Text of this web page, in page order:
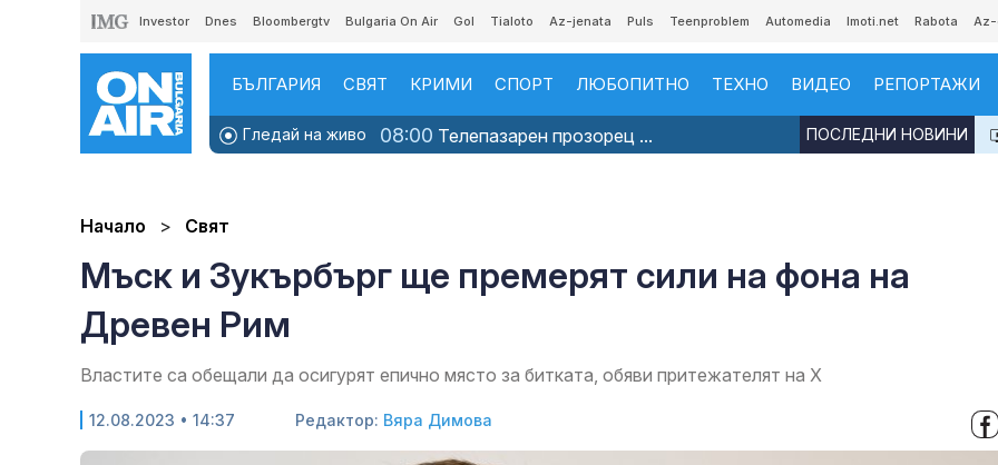
Investor Dnes Bloombergtv Bulgaria On Air Gol Tialoto Az-jenata Puls Teenproblem Automedia Imoti.net Rabota
БЪЛГАРИЯ СВЯТ КРИМИ СПОРТ ЛЮБОПИТНО ТЕХНО ВИДЕО РЕПОРТАЖИ
Гледай на живо 08:00 Телепазарен прозорец ... ПОСЛЕДНИ НОВИНИ
Начало Свят
Мъск и Зукърбърг ще премерят сили на фона на
Древен Рим
Властите са обещали да осигурят епично място за битката, обяви притежателят на X
12.08.2023 • 14:37 Редактор: Вяра Димова